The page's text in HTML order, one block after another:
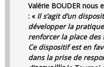
Valérie BOUDER nous explique en quoi cela consiste
: « Il s’agit d’un
développer la
renforcer la place
Ce dispositif est en
dans la prise de